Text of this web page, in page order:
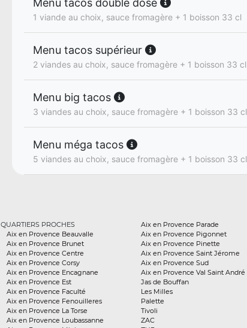
Menu tacos double dose
1 viande au choix, sauce fromagère + 1 boisson 33 cl
Menu tacos supérieur
2 viandes au choix, sauce fromagère + 1 boisson 33 cl
Menu big tacos
3 viandes au choix, sauce fromagère + 1 boisson 33 cl
Menu méga tacos
5 viandes au choix, sauce fromagère + 1 boisson 33 cl
QUARTIERS PROCHES
Aix en Provence Beauvalle
Aix en Provence Brunet
Aix en Provence Centre
Aix en Provence Corsy
Aix en Provence Encagnane
Aix en Provence Est
Aix en Provence Faculté
Aix en Provence Fenouilleres
Aix en Provence La Torse
Aix en Provence Loubassanne
Aix en Provence Parade
Aix en Provence Pigonnet
Aix en Provence Pinette
Aix en Provence Saint Jérome
Aix en Provence Sud
Aix en Provence Val Saint André
Jas de Bouffan
Les Milles
Palette
Tivoli
ZAC